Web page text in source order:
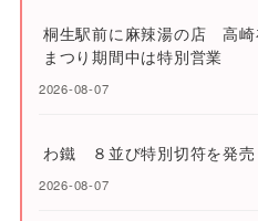
桐生駅前に麻辣湯の店 高
まつり期間中は特別営業
2026-08-07
わ鐵 ８並び特別切符を発売
2026-08-07